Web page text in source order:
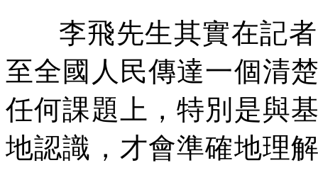
李飛先生其實在記
至全國人民傳達一個清
任何課題上，特別是與
地認識，才會準確地理